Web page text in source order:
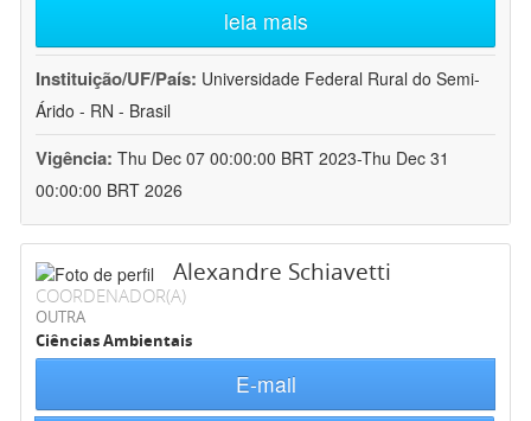
leia mais
Instituição/UF/País: Universidade Federal Rural do Semi-
Árido - RN - Brasil
Vigência: Thu Dec 07 00:00:00 BRT 2023-Thu Dec 31
00:00:00 BRT 2026
Alexandre Schiavetti
COORDENADOR(A)
OUTRA
Ciências Ambientais
E-mail